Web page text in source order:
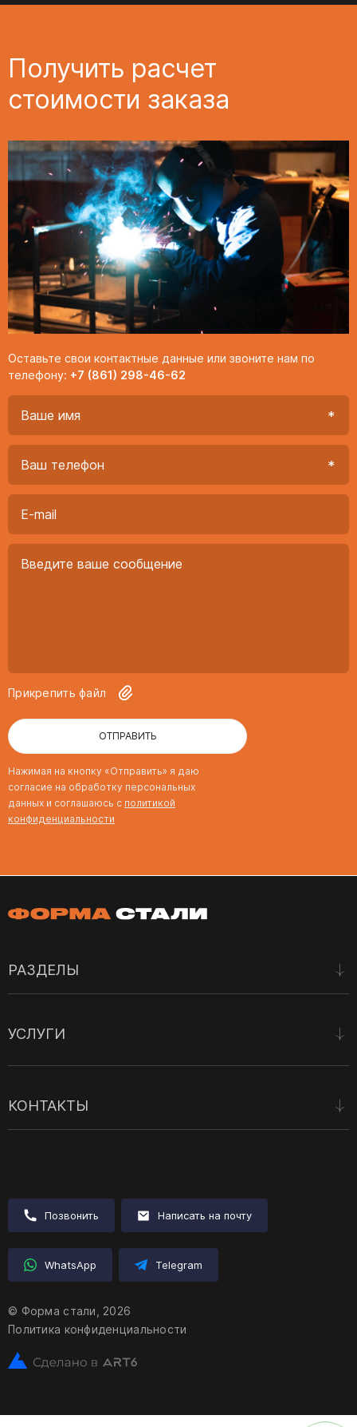
Получить расчет
стоимости заказа
Оставьте свои контактные данные или звоните нам по
телефону: +7 (861) 298-46-62
Прикрепить файл
ОТПРАВИТЬ
Нажимая на кнопку «Отправить» я даю
согласие на обработку персональных
данных и соглашаюсь с политикой
конфиденциальности
КОНТАКТЫ
УСЛУГИ
Лазерная резка металла
Вальцовка листового металла
РАЗДЕЛЫ
Отзывы
О нас
Позвонить Написать на почту
WhatsApp Telegram
© Форма стали, 2026
Политика конфиденциальности